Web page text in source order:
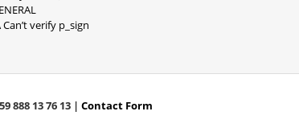
Can’t verify p_sign
888 13 76 13 | Contact Form